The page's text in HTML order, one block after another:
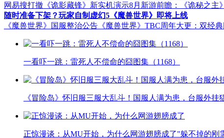
网易搜打撤《诡影藏锋》新实机演示8月新游前瞻：《诡秘之主
随时准备下架？玩家自制虚幻5《魔兽世界》即将上线
《魔兽世界》国服整治公告 《魔兽世界》TBC周年大更：双经典
一看吓一跳：雷死人不偿命的囧图集（1168）
《冒险岛》怀旧服三服大乱斗！国服人满为患，台服外挂
正惊漫谈：从MU开始，为什么网游翅膀成了"躲不掉的刚